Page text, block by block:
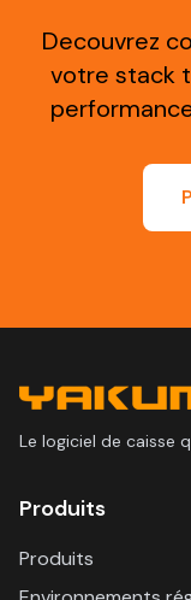
Decouvrez
votre stack
Le logiciel de caisse
Produits
Produits